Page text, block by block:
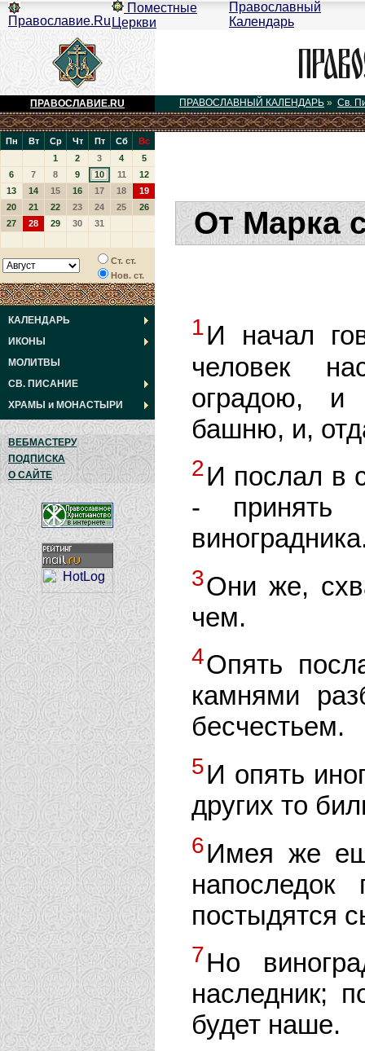
Православие.Ru
Поместные
Церкви
Православный
Календарь
ПРАВОСЛАВИЕ.RU ПРАВОСЛАВНЫЙ КАЛЕНДАРЬ » Св.
Пн Вт Ср Чт Пт Сб
Вс
1
2 3 4
5
6
7 8 9 10 11
12
13
14 15 16 17 18
19
20
21 22 23 24 25
26
27
28 29 30 31
Ст. ст.
Нов. ст.
КАЛЕНДАРЬ
ИКОНЫ
МОЛИТВЫ
СВ. ПИСАНИЕ
ХРАМЫ и МОНАСТЫРИ
ВЕБМАСТЕРУ
ПОДПИСКА
О САЙТЕ
От Марка
1И начал
человек
оградою, и
башню, и,
2И послал в
- принять
3Они же,
чем.
4Опять
камнями
бесчестьем.
5И опять
других то
6Имея же
постыдятся
7Но
наследник;
будет наше.